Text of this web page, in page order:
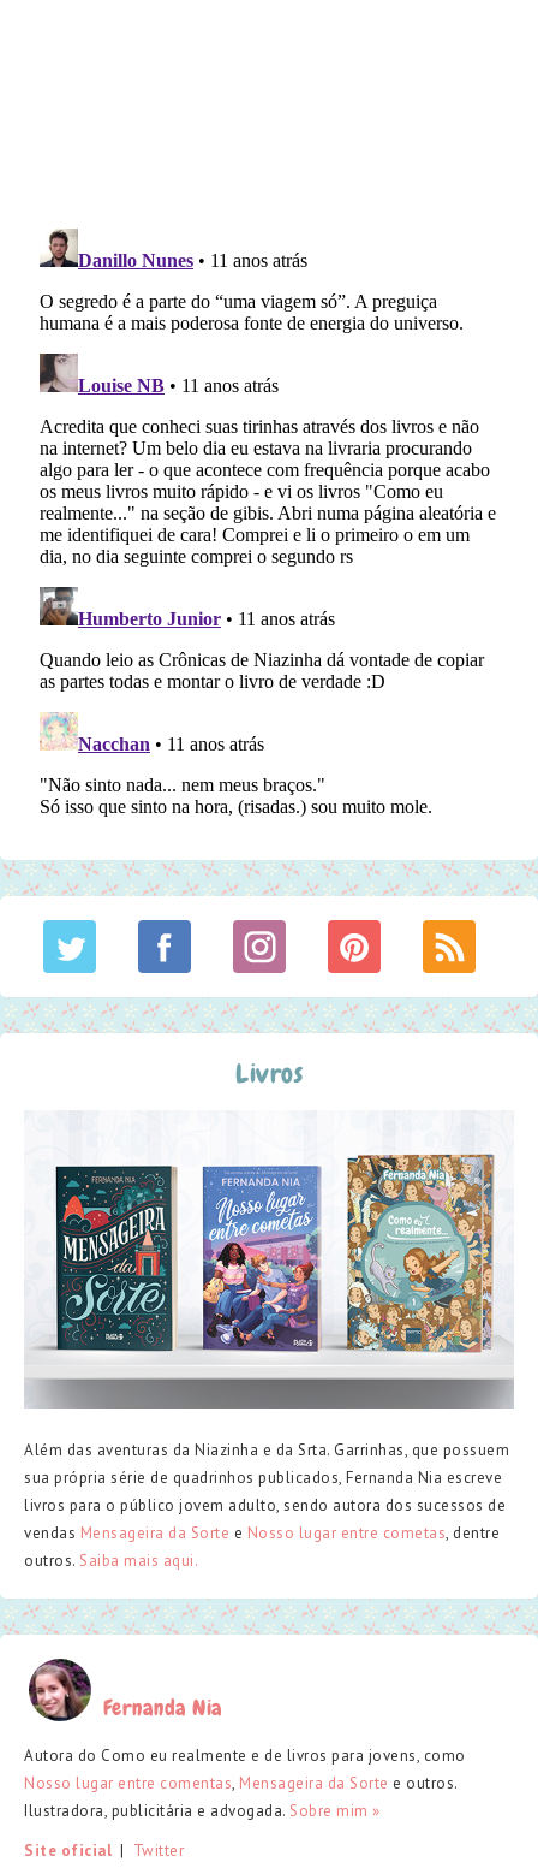
Livros
Além das aventuras da Niazinha e da Srta. Garrinhas, que possuem
sua própria série de quadrinhos publicados, Fernanda Nia escreve
livros para o público jovem adulto, sendo autora dos sucessos de
vendas Mensageira da Sorte e Nosso lugar entre cometas, dentre
outros. Saiba mais aqui.
Fernanda Nia
Autora do Como eu realmente e de livros para jovens, como
Nosso lugar entre comentas, Mensageira da Sorte e outros.
Ilustradora, publicitária e advogada. Sobre mim »
Site oficial
Twitter